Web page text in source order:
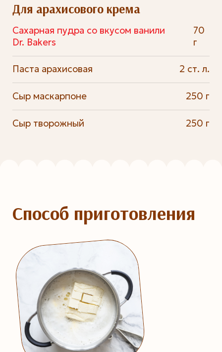
Для арахисового крема
Сахарная пудра со вкусом ванили
Dr. Bakers
70
г
Паста арахисовая 2 ст. л.
Сыр маскарпоне 250 г
Сыр творожный 250 г
Способ приготовления